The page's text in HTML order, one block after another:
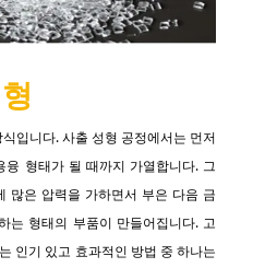
입니다. 사출 성형 공정에서는 먼저
형태가 될 때까지 가열합니다. 그
많은 압력을 가하면서 부은 다음 금
는 형태의 부품이 만들어집니다. 고
인기 있고 효과적인 방법 중 하나는